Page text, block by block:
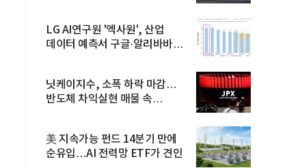
LG AI연구원 '엑사원', 산업
데이터 예측서 구글·알리바바
닛케이지수, 소폭 하락 마감…
반도체 차익실현 매물 속
美 지속가능 펀드 14분기 만에
순유입…AI 전력망 ETF가 견인